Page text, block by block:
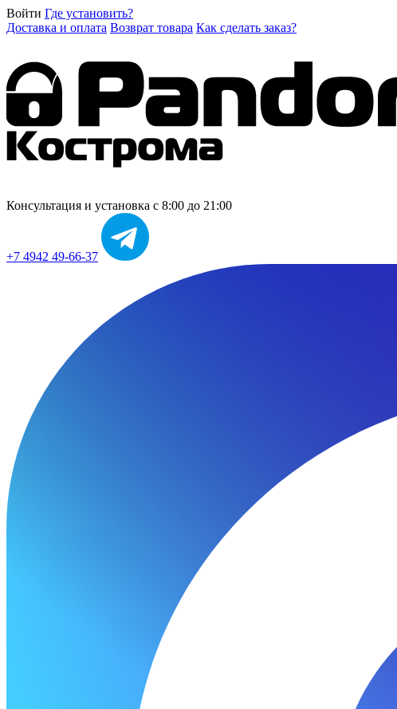
Войти Где установить?
Доставка и оплата Возврат товара Как сделать заказ?
Консультация и установка с 8:00 до 21:00
+7 4942 49-66-37